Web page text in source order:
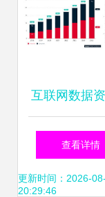
互联网数据
心199it 专业
放、前沿的互
查看详情
更新时间：2026-
20:29:46